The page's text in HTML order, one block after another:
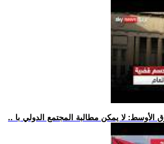
الأوسط: لا يمكن مطالبة المجتمع الدولي با